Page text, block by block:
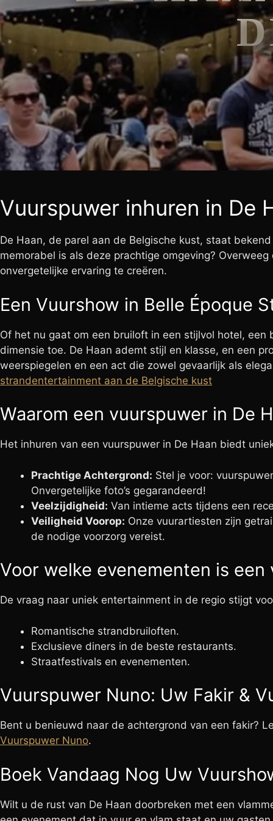
Vuurspuwer inhuren in De
De Haan, de parel aan de Belgische kust, staat
memorabel is als deze prachtige omgeving?
onvergetelijke ervaring te creëren.
Een Vuurshow in Belle Époque
Of het nu gaat om een bruiloft in een stijlvol hotel,
dimensie toe. De Haan ademt stijl en klasse, en een
weerspiegelen en een act die zowel gevaarlijk als
strandentertainment aan de Belgische kust
Waarom een vuurspuwer in De
Het inhuren van een vuurspuwer in De Haan biedt
Prachtige Achtergrond: Stel je voor:
Onvergetelijke foto’s gegarandeerd!
Veelzijdigheid: Van intieme acts tijdens een
Veiligheid Voorop: Onze vuurartiesten zijn
de nodige voorzorg vereist.
Voor welke evenementen is
De vraag naar uniek entertainment in de regio stijgt
Romantische strandbruiloften.
Exclusieve diners in de beste restaurants.
Straatfestivals en evenementen.
Vuurspuwer Nuno: Uw Fakir &
Bent u benieuwd naar de achtergrond van een fakir?
Vuurspuwer Nuno.
Boek Vandaag Nog Uw
Wilt u de rust van De Haan doorbreken met een